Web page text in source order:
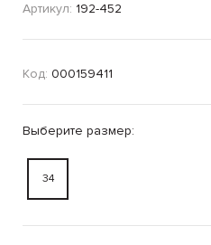
Артикул: 192-452
Код: 000159411
Выберите размер:
34